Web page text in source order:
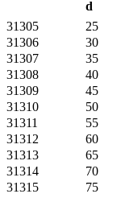
d
31305
25
31306
30
31307
35
31308
40
31309
45
31310
50
31311
55
31312
60
31313
65
31314
70
31315
75